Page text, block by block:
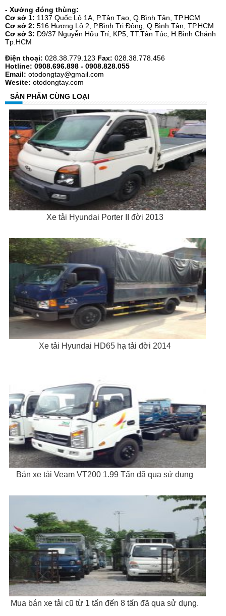
- Xưởng đóng thùng:
Cơ sở 1: 1137 Quốc Lộ 1A, P.Tân Tạo, Q.Bình Tân, TP.HCM
Cơ sở 2: 516 Hương Lộ 2, P.Bình Trị Đông, Q.Bình Tân, TP.HCM
Cơ sở 3: D9/37 Nguyễn Hữu Trí, KP5, TT.Tân Túc, H.Bình Chánh
Tp.HCM
Điện thoại: 028.38.779.123 Fax: 028.38.778.456
Hotline: 0908.696.898 - 0908.828.055
Email: otodongtay@gmail.com
Wesite: otodongtay.com
SẢN PHẨM CÙNG LOẠI
Xe tải Hyundai Porter II đời 2013
Xe tải Hyundai HD65 hạ tải đời 2014
Bán xe tải Veam VT200 1.99 Tấn đã qua sử dụng
Mua bán xe tải cũ từ 1 tấn đến 8 tấn đã qua sử dụng.